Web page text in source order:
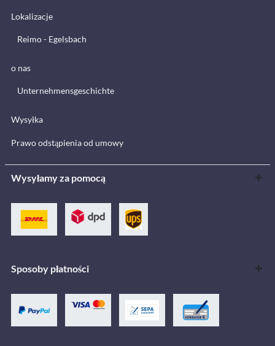
Lokalizacje
Reimo - Egelsbach
o nas
Unternehmensgeschichte
Wysyłka
Prawo odstąpienia od umowy
Wysyłamy za pomocą
Sposoby płatności